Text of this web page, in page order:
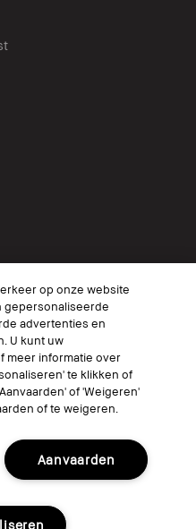
Inc. All worldwide rights reserved.
of delen/Gerichte
informatie beperken
op onze website
gepersonaliseerde
advertenties en
U kunt uw
meer informatie over
te klikken of
of 'Weigeren'
of te weigeren.
Aanvaarden